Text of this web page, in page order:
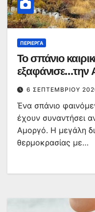
ΠΕΡΊΕΡΓΑ
Το σπάνιο
εξαφάνισε…την
6 ΣΕΠΤΕΜΒΡΊΟΥ
Ένα σπάνιο
έχουν συναντήσει
Αμοργό. Η μεγάλη
θερμοκρασίας με…